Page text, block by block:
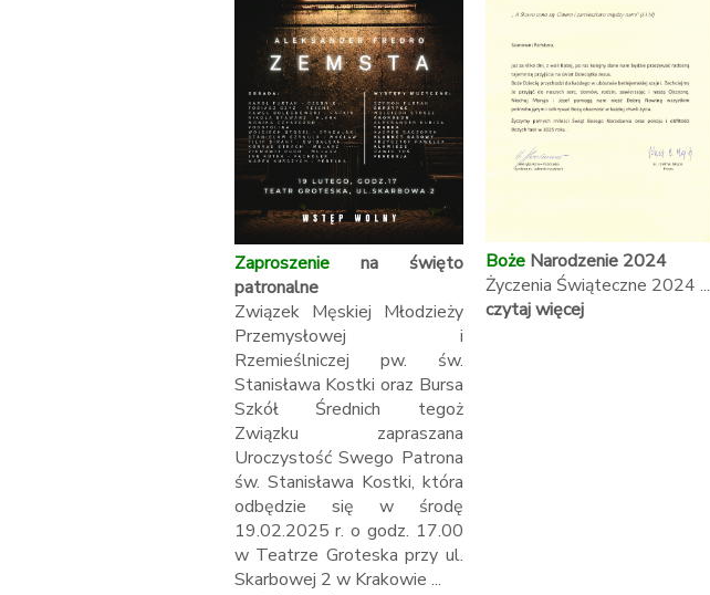
Zaproszeniena święto
patronalne
Związek Męskiej Młodzieży
Przemysłowej i
Rzemieślniczej pw. św.
Stanisława Kostki oraz Bursa
Szkół Średnich tegoż
Związku zapraszana
Uroczystość Swego Patrona
św. Stanisława Kostki, która
odbędzie się w środę
19.02.2025 r. o godz. 17.00
w Teatrze Groteska przy ul.
Skarbowej 2 w Krakowie ...
BożeNarodzenie 2024
Życzenia Świąteczne 2024 ...
czytaj więcej